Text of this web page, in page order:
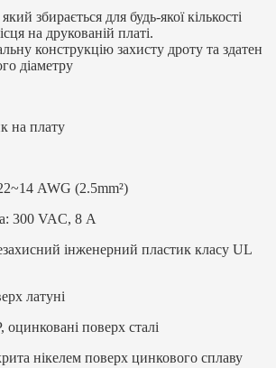
збирається для будь-якої кількості
на друкованій платі.
конструкцію захисту дроту та здатен
діаметру
на плату
AWG (2.5mm²)
300 VAC, 8 А
інженерний пластик класу UL
латуні
поверх сталі
нікелем поверх цинкового сплаву